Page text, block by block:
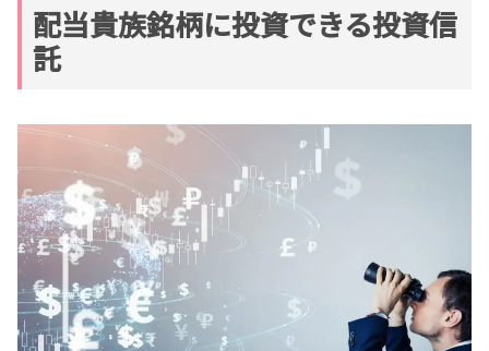
配当貴族銘柄に投資できる投資信
託